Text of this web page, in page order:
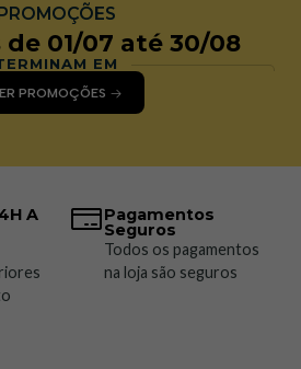
de 01/07 até 30/08
EM
PROMOÇÕES
A Pagamentos
Seguros
Todos os pagamentos
na loja são seguros